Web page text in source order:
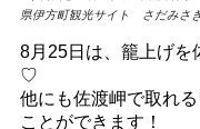
県伊方町観光サイト さだみさ
8月25日は、籠上げを
♡
他にも佐渡岬で取れ
ことができます！